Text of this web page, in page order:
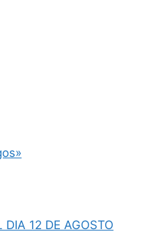
DIA 12 DE AGOSTO